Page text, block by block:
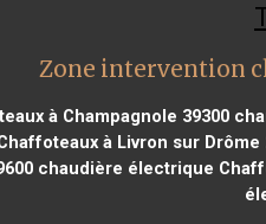
Zone intervention
à Champagnole 39300
à Livron sur Drôme
chaudière électrique